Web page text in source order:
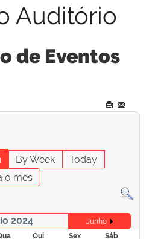
Auditório
de Eventos
By Week
Today
o mês
2024
Junho
Qui Sex
Sáb